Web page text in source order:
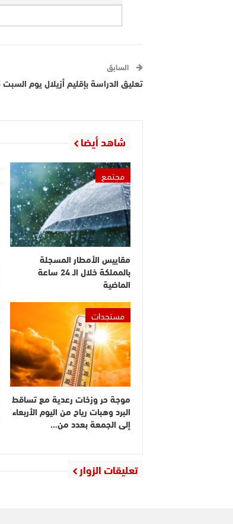
السابق
تعليق الدراسة بإقليم أزيلال يوم السبت 03 يناير 2026
شاهد أيضا
مجتمع
مقاييس الأمطار المسجلة
بالمملكة خلال الـ 24 ساعة
الماضية
مستجدات
موجة حر وزخات رعدية مع تساقط
البرد وهبات رياح من اليوم الأربعاء
إلى الجمعة بعدد من…
تعليقات الزوار